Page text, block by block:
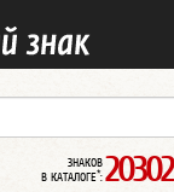
ЗНАКОВ
В КАТАЛОГЕ*: 20302